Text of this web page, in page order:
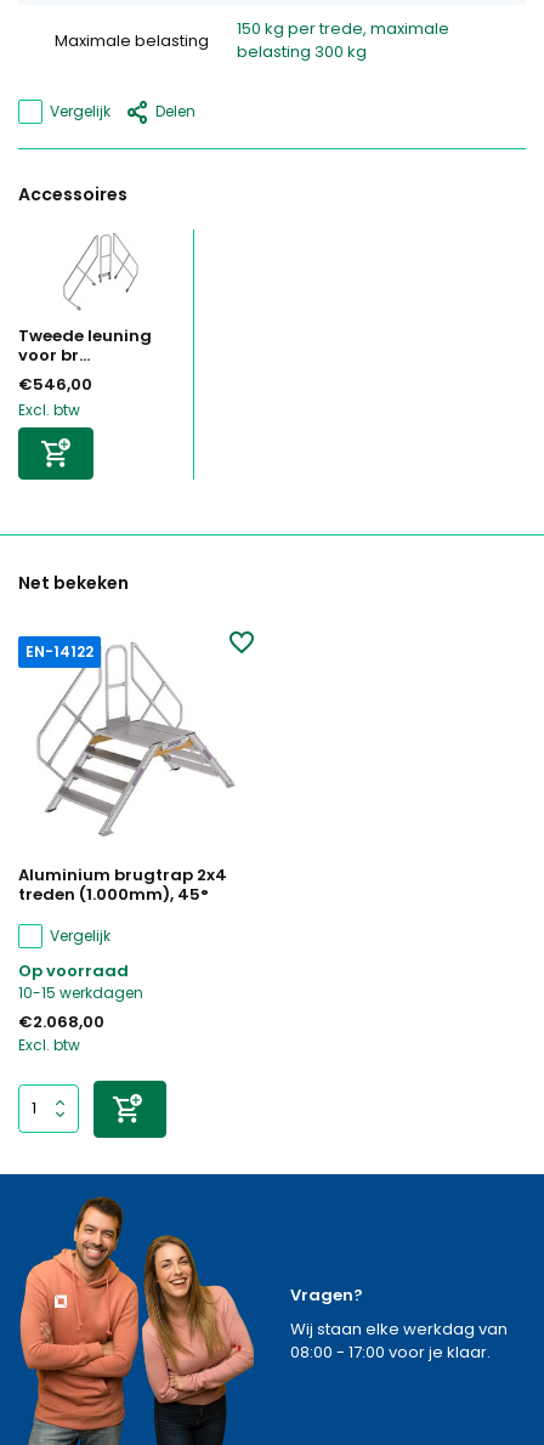
Maximale belasting
150 kg per trede, maximale
belasting 300 kg
Vergelijk Delen
Accessoires
Tweede leuning
voor br...
€546,00
Excl. btw
Net bekeken
EN-14122
Aluminium brugtrap 2x4
treden (1.000mm), 45°
Vergelijk
Op voorraad
10-15 werkdagen
€2.068,00
Excl. btw
Vragen?
Wij staan elke werkdag van
08:00 - 17:00 voor je klaar.